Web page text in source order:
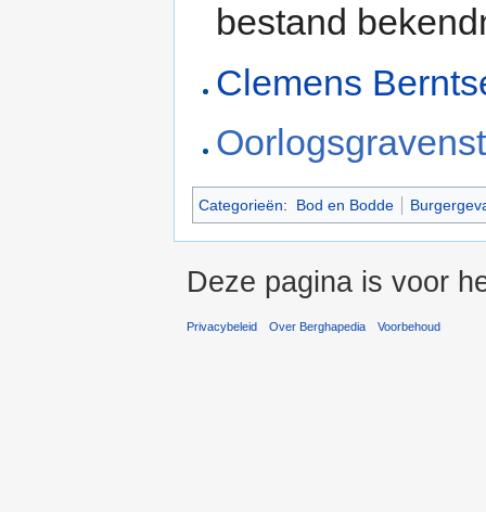
bestand
Clemens
Categorieën: Bod en Bodde
Deze pagina is voor
Privacybeleid Over Berghapedia Voorbehoud